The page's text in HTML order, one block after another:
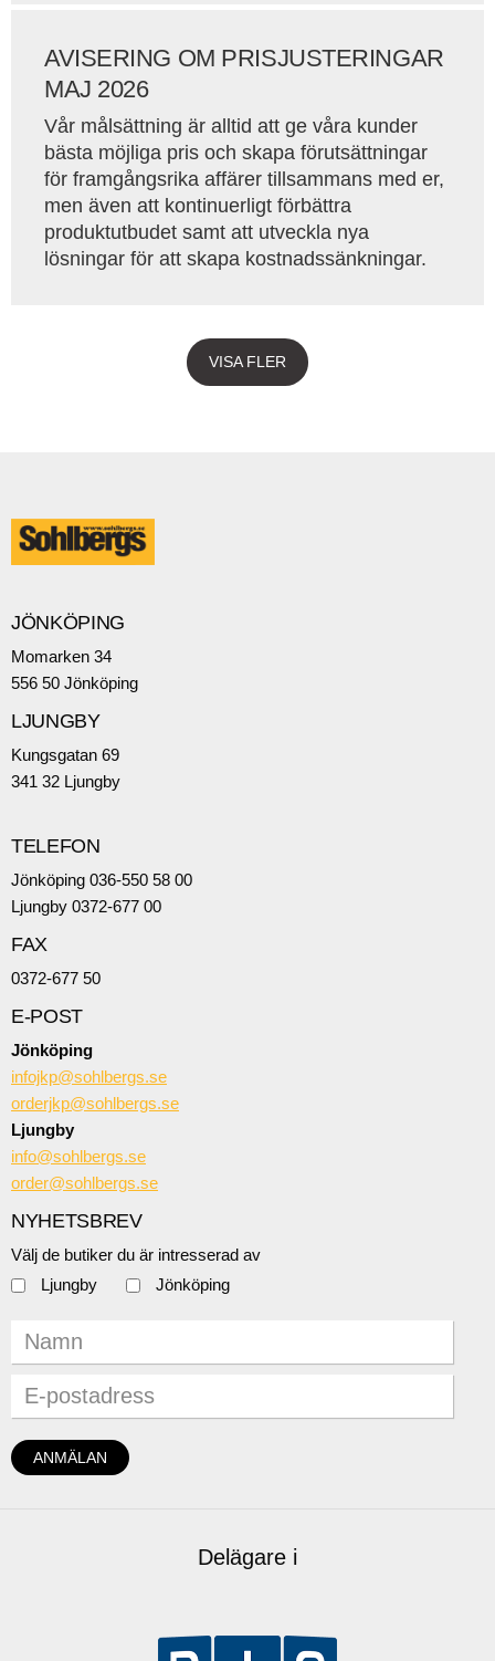
AVISERING OM PRISJUSTERINGAR
MAJ 2026
Vår målsättning är alltid att ge våra kunder
bästa möjliga pris och skapa förutsättningar
för framgångsrika affärer tillsammans med er,
men även att kontinuerligt förbättra
produktutbudet samt att utveckla nya
lösningar för att skapa kostnadssänkningar.
VISA FLER
JÖNKÖPING
Momarken 34
556 50 Jönköping
LJUNGBY
Kungsgatan 69
341 32 Ljungby
TELEFON
Jönköping 036-550 58 00
Ljungby 0372-677 00
FAX
0372-677 50
E-POST
Jönköping
infojkp@sohlbergs.se
orderjkp@sohlbergs.se
Ljungby
info@sohlbergs.se
order@sohlbergs.se
NYHETSBREV
Välj de butiker du är intresserad av
Ljungby
Jönköping
Delägare i